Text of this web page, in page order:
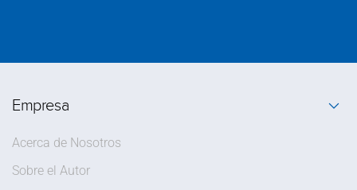
Empresa
Acerca de Nosotros
Sobre el Autor